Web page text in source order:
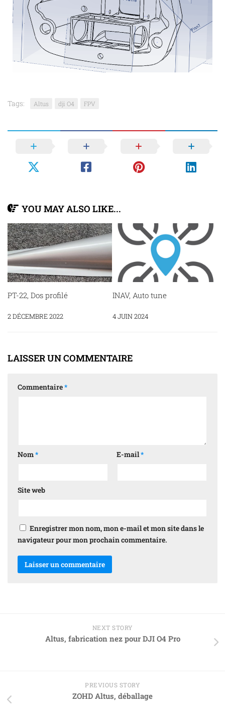
Tags: Altus dji O4 FPV
YOU MAY ALSO LIKE...
PT-22, Dos profilé
2 DÉCEMBRE 2022
INAV, Auto tune
4 JUIN 2024
LAISSER UN COMMENTAIRE
Commentaire*
Nom* E-mail*
Site web
Enregistrer mon nom, mon e-mail et mon site dans le
navigateur pour mon prochain commentaire.
NEXT STORY
Altus, fabrication nez pour DJI O4 Pro
PREVIOUS STORY
ZOHD Altus, déballage